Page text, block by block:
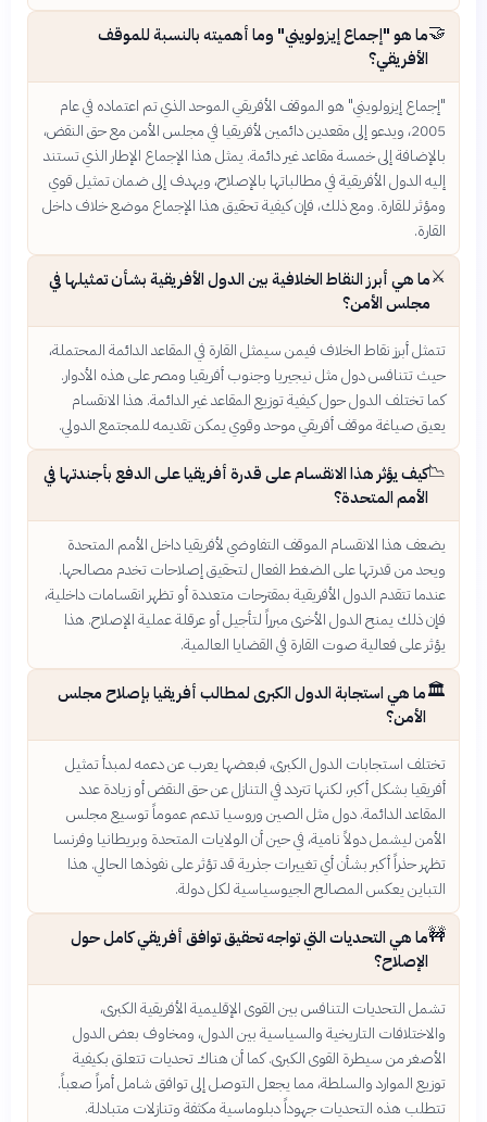
🤝ما هو "إجماع إيزولويني" وما أهميته بالنسبة للموقف
الأفريقي؟
"إجماع إيزولويني" هو الموقف الأفريقي الموحد الذي تم اعتماده في عام
2005، ويدعو إلى مقعدين دائمين لأفريقيا في مجلس الأمن مع حق النقض،
بالإضافة إلى خمسة مقاعد غير دائمة. يمثل هذا الإجماع الإطار الذي تستند
إليه الدول الأفريقية في مطالباتها بالإصلاح، ويهدف إلى ضمان تمثيل قوي
ومؤثر للقارة. ومع ذلك، فإن كيفية تحقيق هذا الإجماع موضع خلاف داخل
القارة.
⚔️ما هي أبرز النقاط الخلافية بين الدول الأفريقية بشأن تمثيلها في
مجلس الأمن؟
تتمثل أبرز نقاط الخلاف فيمن سيمثل القارة في المقاعد الدائمة المحتملة،
حيث تتنافس دول مثل نيجيريا وجنوب أفريقيا ومصر على هذه الأدوار.
كما تختلف الدول حول كيفية توزيع المقاعد غير الدائمة. هذا الانقسام
يعيق صياغة موقف أفريقي موحد وقوي يمكن تقديمه للمجتمع الدولي.
📉كيف يؤثر هذا الانقسام على قدرة أفريقيا على الدفع بأجندتها في
الأمم المتحدة؟
يضعف هذا الانقسام الموقف التفاوضي لأفريقيا داخل الأمم المتحدة
ويحد من قدرتها على الضغط الفعال لتحقيق إصلاحات تخدم مصالحها.
عندما تتقدم الدول الأفريقية بمقترحات متعددة أو تظهر انقسامات داخلية،
فإن ذلك يمنح الدول الأخرى مبرراً لتأجيل أو عرقلة عملية الإصلاح. هذا
يؤثر على فعالية صوت القارة في القضايا العالمية.
🏛️ما هي استجابة الدول الكبرى لمطالب أفريقيا بإصلاح مجلس
الأمن؟
تختلف استجابات الدول الكبرى، فبعضها يعرب عن دعمه لمبدأ تمثيل
أفريقيا بشكل أكبر، لكنها تتردد في التنازل عن حق النقض أو زيادة عدد
المقاعد الدائمة. دول مثل الصين وروسيا تدعم عموماً توسيع مجلس
الأمن ليشمل دولاً نامية، في حين أن الولايات المتحدة وبريطانيا وفرنسا
تظهر حذراً أكبر بشأن أي تغييرات جذرية قد تؤثر على نفوذها الحالي. هذا
التباين يعكس المصالح الجيوسياسية لكل دولة.
🚧ما هي التحديات التي تواجه تحقيق توافق أفريقي كامل حول
الإصلاح؟
تشمل التحديات التنافس بين القوى الإقليمية الأفريقية الكبرى،
والاختلافات التاريخية والسياسية بين الدول، ومخاوف بعض الدول
الأصغر من سيطرة القوى الكبرى. كما أن هناك تحديات تتعلق بكيفية
توزيع الموارد والسلطة، مما يجعل التوصل إلى توافق شامل أمراً صعباً.
تتطلب هذه التحديات جهوداً دبلوماسية مكثفة وتنازلات متبادلة.